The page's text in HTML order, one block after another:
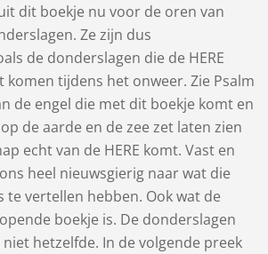
dit boekje nu voor de oren van
Ze zijn dus
de donderslagen die de HERE
komen tijdens het onweer. Zie Psalm
de engel die met dit boekje komt en
de aarde en de zee zet laten zien
echt van de HERE komt. Vast en
heel nieuwsgierig naar wat die
te vertellen hebben. Ook wat de
boekje is. De donderslagen
hetzelfde. In de volgende preek